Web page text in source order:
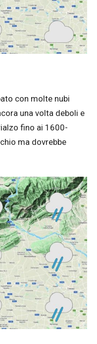
con molte nubi
una volta deboli e
fino ai 1600-
ma dovrebbe